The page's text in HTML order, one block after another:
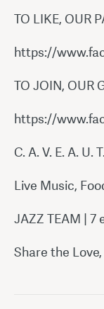
TO LIKE, OUR
https://
TO JOIN, OUR
https://
C. A. V. E. A. U.
Live Music,
JAZZ TEAM | 7
Share the